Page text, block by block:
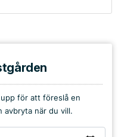
för att föreslå en
avbryta när du vill.